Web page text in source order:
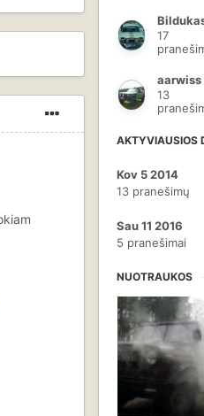
17
aarwiss
13
AKTYVIAUSIOS
Kov 5 2014
13 pranešimų
Sau 11 2016
5 pranešimai
NUOTRAUKOS